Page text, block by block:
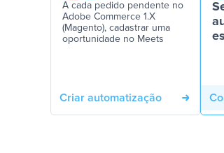
A cada pedido pendente no
Adobe Commerce 1.X
(Magento), cadastrar uma
oportunidade no Meets
Criar automatização